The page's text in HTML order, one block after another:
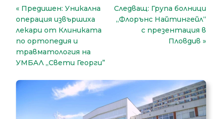
Навигация
Предишен: Уникална
операция извършиха
лекари от Клиниката
по ортопедия и
травматология на
УМБАЛ „Свети Георги”
Следващ: Група болници
„Флорънс Найтингейл“
с презентация в
Пловдив